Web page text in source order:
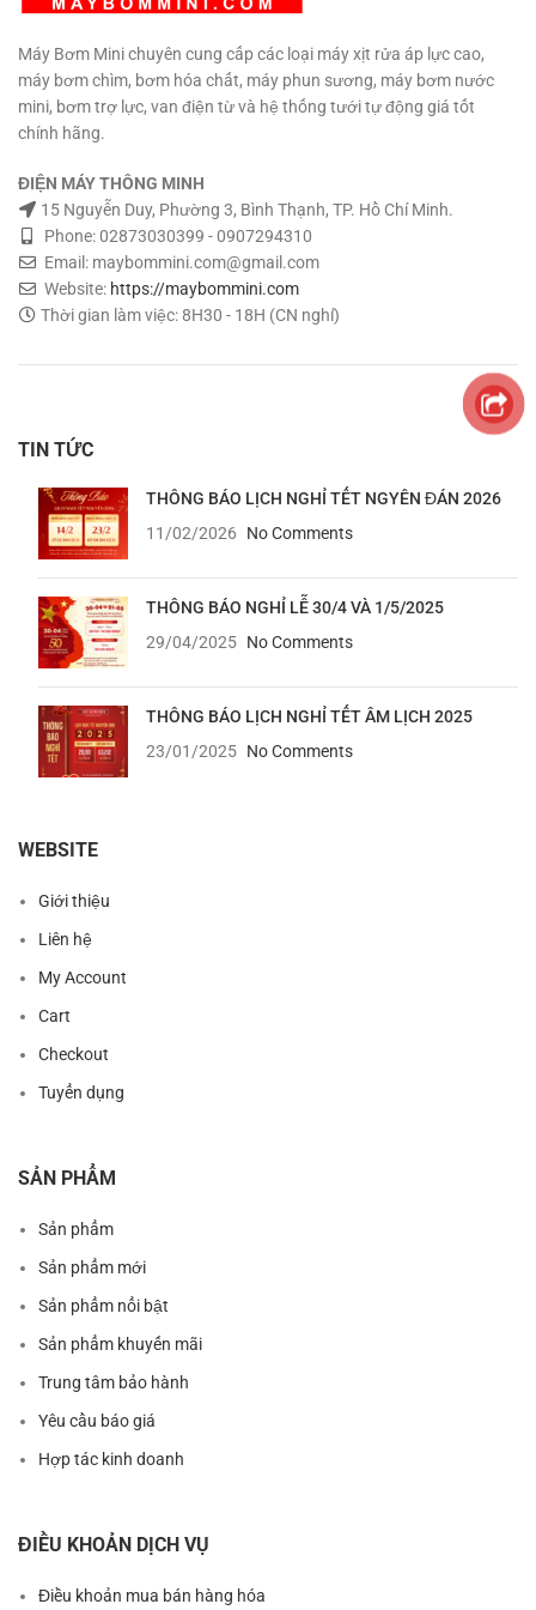
Máy Bơm Mini chuyên cung cấp các loại máy xịt rửa áp lực cao,
máy bơm chìm, bơm hóa chất, máy phun sương, máy bơm nước
mini, bơm trợ lực, van điện từ và hệ thống tưới tự động giá tốt
chính hãng.
ĐIỆN MÁY THÔNG MINH
15 Nguyễn Duy, Phường 3, Bình Thạnh, TP. Hồ Chí Minh.
Phone: 02873030399 - 0907294310
Email: maybommini.com@gmail.com
Website: https://maybommini.com
Thời gian làm việc: 8H30 - 18H (CN nghỉ)
TIN TỨC
THÔNG BÁO LỊCH NGHỈ TẾT NGYÊN ĐÁN 2026
11/02/2026
No Comments
THÔNG BÁO NGHỈ LỄ 30/4 VÀ 1/5/2025
29/04/2025 No Comments
THÔNG BÁO LỊCH NGHỈ TẾT ÂM LỊCH 2025
23/01/2025 No Comments
WEBSITE
Giới thiệu
Liên hệ
My Account
Cart
Checkout
Tuyển dụng
SẢN PHẨM
Sản phẩm
Sản phẩm mới
Sản phẩm nổi bật
Sản phẩm khuyến mãi
Trung tâm bảo hành
Yêu cầu báo giá
Hợp tác kinh doanh
ĐIỀU KHOẢN DỊCH VỤ
Điều khoản mua bán hàng hóa